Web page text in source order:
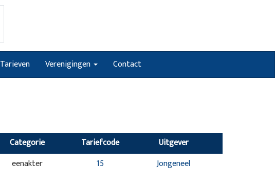
Tarieven Verenigingen Contact
Categorie Tariefcode
Uitgever
eenakter 15 Jongeneel